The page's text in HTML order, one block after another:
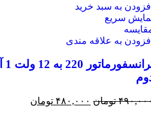
افزودن به سبد خرید
سریع
افزودن به علاقه مندی
تومان ۴۸۰,۰۰۰ تومان